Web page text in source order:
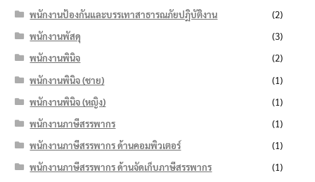
พนักงานป้องกันและบรรเทาสาธารณภัยปฏิบัติงาน
(2)
พนักงานพัสดุ
(3)
พนักงานพินิจ
(2)
พนักงานพินิจ (ชาย)
(1)
พนักงานพินิจ (หญิง)
(1)
พนักงานภาษีสรรพากร
(1)
พนักงานภาษีสรรพากร ด้านคอมพิวเตอร์
(1)
พนักงานภาษีสรรพากร ด้านจัดเก็บภาษีสรรพากร
(1)